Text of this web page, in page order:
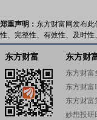
郑重声明： 东方财富网发布
性、完整性、有效性、及时
东方财富 东方财
东方财富
东方财富
东方财富
妙想投研